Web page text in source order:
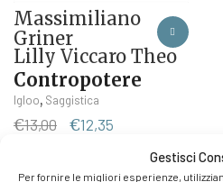
Gestisci
Per fornire le migliori esperienze,
Massimiliano
Griner
Lilly Viccaro Theo
Contropotere
Igloo, Saggistica
€13,00
Il
€12,35
attuale